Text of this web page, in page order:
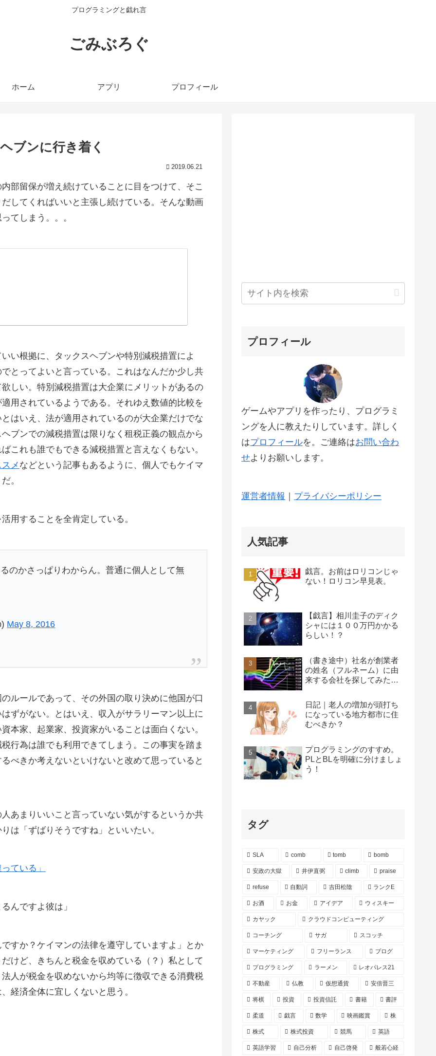
プログラミングと戯れ言
ごみぶろぐ
ホーム アプリ プロフィール
ブンに行き着く
2019.06.21
部留保が増え続けていることに目をつけて、そこ
してくればいいと主張し続けている。そんな動画
てしまう。。。
い根拠に、タックスヘブンや特別減税措置によ
とってよいと言っている。これはなんだか少し共
しい。特別減税措置は大企業にメリットがあるの
用されているようである。それゆえ数値的比較を
はいえ、法が適用されているのが大企業だけでな
ブンでの減税措置は限りなく租税正義の観点から
これも誰でもできる減税措置と言えなくもない。
メ などという記事もあるように、個人でもケイマ
。
用することを全肯定している。
のかさっぱりわからん。普通に個人として無
May 8, 2016
ルールであって、その外国の取り決めに他国が口
ずがない。とはいえ、収入がサラリーマン以上に
本家、起業家、投資家がいることは面白くない。
行為は誰でも利用できてしまう。この事実を踏ま
べきか考えないといけないと改めて思っていると
あまりいいこと言っていない気がするというか共
は「ずばりそうですね」といいたい。
ている」
んですよ彼は」
すか？ケイマンの法律を遵守していますよ」とか
けど、きちんと税金を収めている（？）私として
人が税金を収めないから均等に徴収できる消費税
経済全体に宜しくないと思う。
プロフィール
ゲームやアプリを作ったり、プログラミ
ングを人に教えたりしています。詳しく
はプロフィールを。ご連絡はお問い合わ
せよりお願いします。
運営者情報 プライバシーポリシー
人気記事
戯言。お前はロリコンじゃ
ない！ロリコン早見表。
【戯言】相川圭子のディク
シャには１００万円かかる
らしい！？
（書き途中）社名が創業者
の姓名（フルネーム）に由
来する会社を探してみた…
日記｜老人の増加が頭打ち
になっている地方都市に住
むべきか？
プログラミングのすすめ。
PLとBLを明確に分けましょ
う！
タグ
SLA comb tomb bomb
安政の大獄 井伊直弼 climb praise
refuse 自動詞 吉田松陰 ランクE
お酒 お金 アイデア ウィスキー
カヤック クラウドコンピューティング
コーチング サガ スコッチ
マーケティング フリーランス ブログ
プログラミング ラーメン レオパレス21
不動産 仏教 仮想通貨 安倍晋三
将棋 投資 投資信託 書籍 書評
柔道 戯言 数学 映画鑑賞 株
株式 株式投資 競馬 英語
英語学習 自己分析 自己啓発 般若心経